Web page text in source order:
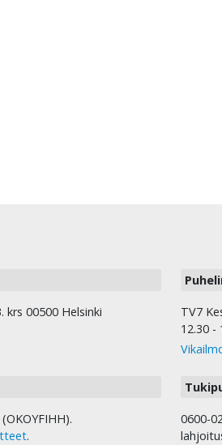
krs 00500 Helsinki
TV7
12.30 -
.
0600-